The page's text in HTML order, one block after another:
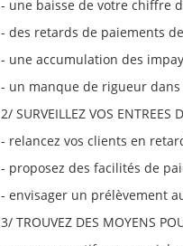
- une baisse de votre chiffre
- des retards de paiements
- une accumulation des
- un manque de rigueur
2/ SURVEILLEZ VOS ENTREES
- relancez vos clients en
- proposez des facilités de
- envisager un prélèvement
3/ TROUVEZ DES MOYENS